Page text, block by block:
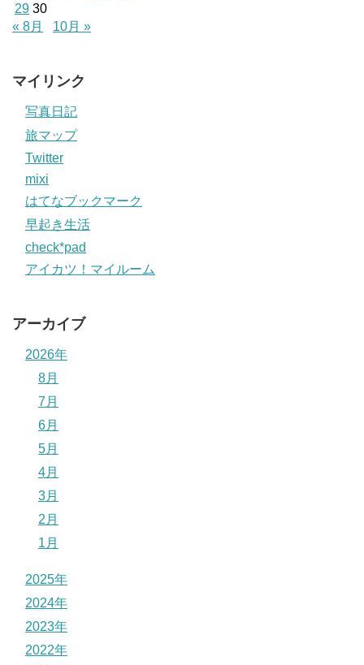
29 30
« 8月
10月 »
マイリンク
写真日記
旅マップ
Twitter
mixi
はてなブックマーク
早起き生活
check*pad
アイカツ！マイルーム
アーカイブ
2026年
8月
7月
6月
5月
4月
3月
2月
1月
2025年
2024年
2023年
2022年